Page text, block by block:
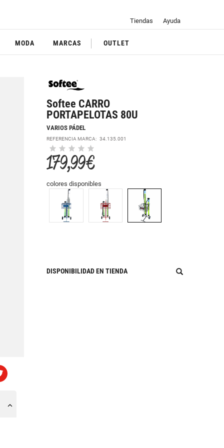
Tiendas Ayuda
MODA MARCAS OUTLET
Softee CARRO
PORTAPELOTAS 80U
VARIOS PÁDEL
REFERENCIA MARCA:34.135.001
179,99 €
colores disponibles
DISPONIBILIDAD EN TIENDA